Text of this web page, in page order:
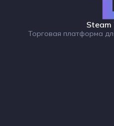
Steam
Торговая платформа